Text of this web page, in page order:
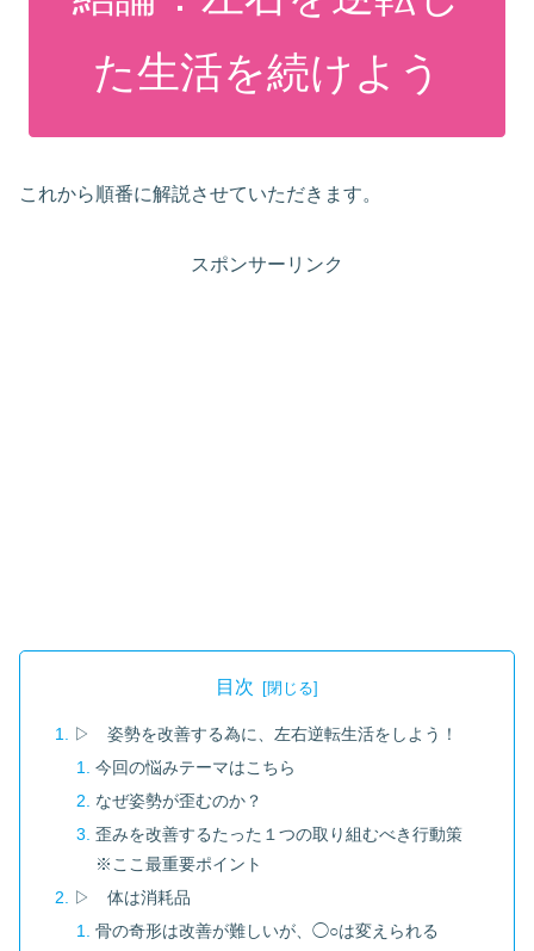
た生活を続けよう
これから順番に解説させていただきます。
スポンサーリンク
目次
▷ 姿勢を改善する為に、左右逆転生活をしよう！
今回の悩みテーマはこちら
なぜ姿勢が歪むのか？
歪みを改善するたった１つの取り組むべき行動策
※ここ最重要ポイント
▷ 体は消耗品
骨の奇形は改善が難しいが、◯○は変えられる